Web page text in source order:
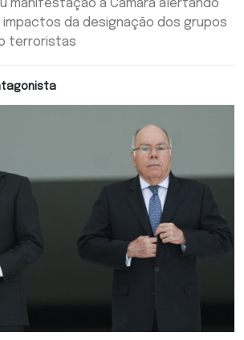
manifestação à Câmara alertando
da designação dos grupos
terroristas